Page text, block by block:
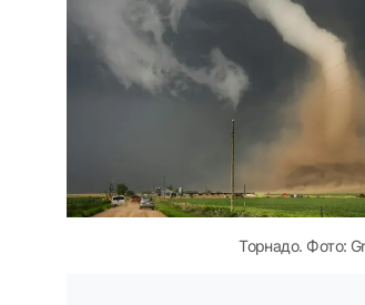
Торнадо. Фото: